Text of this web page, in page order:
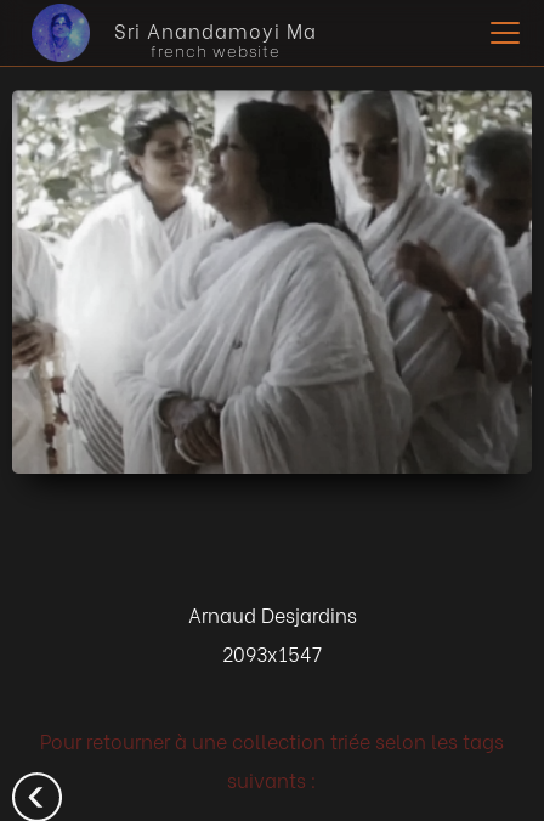
Sri Anandamoyi Ma
french website
Arnaud Desjardins
2093x1547
Pour retourner à une collection triée selon les tags
suivants :